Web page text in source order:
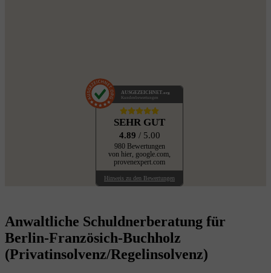
AUSGEZEICHNET .org
Kundenbewertungen
SEHR GUT
4.89 / 5.00
980 Bewertungen
von hier, google.com,
provenexpert.com
Hinweis zu den Bewertungen
Anwaltliche Schuldnerberatung für
Berlin-Französich-Buchholz
(Privatinsolvenz/Regelinsolvenz)